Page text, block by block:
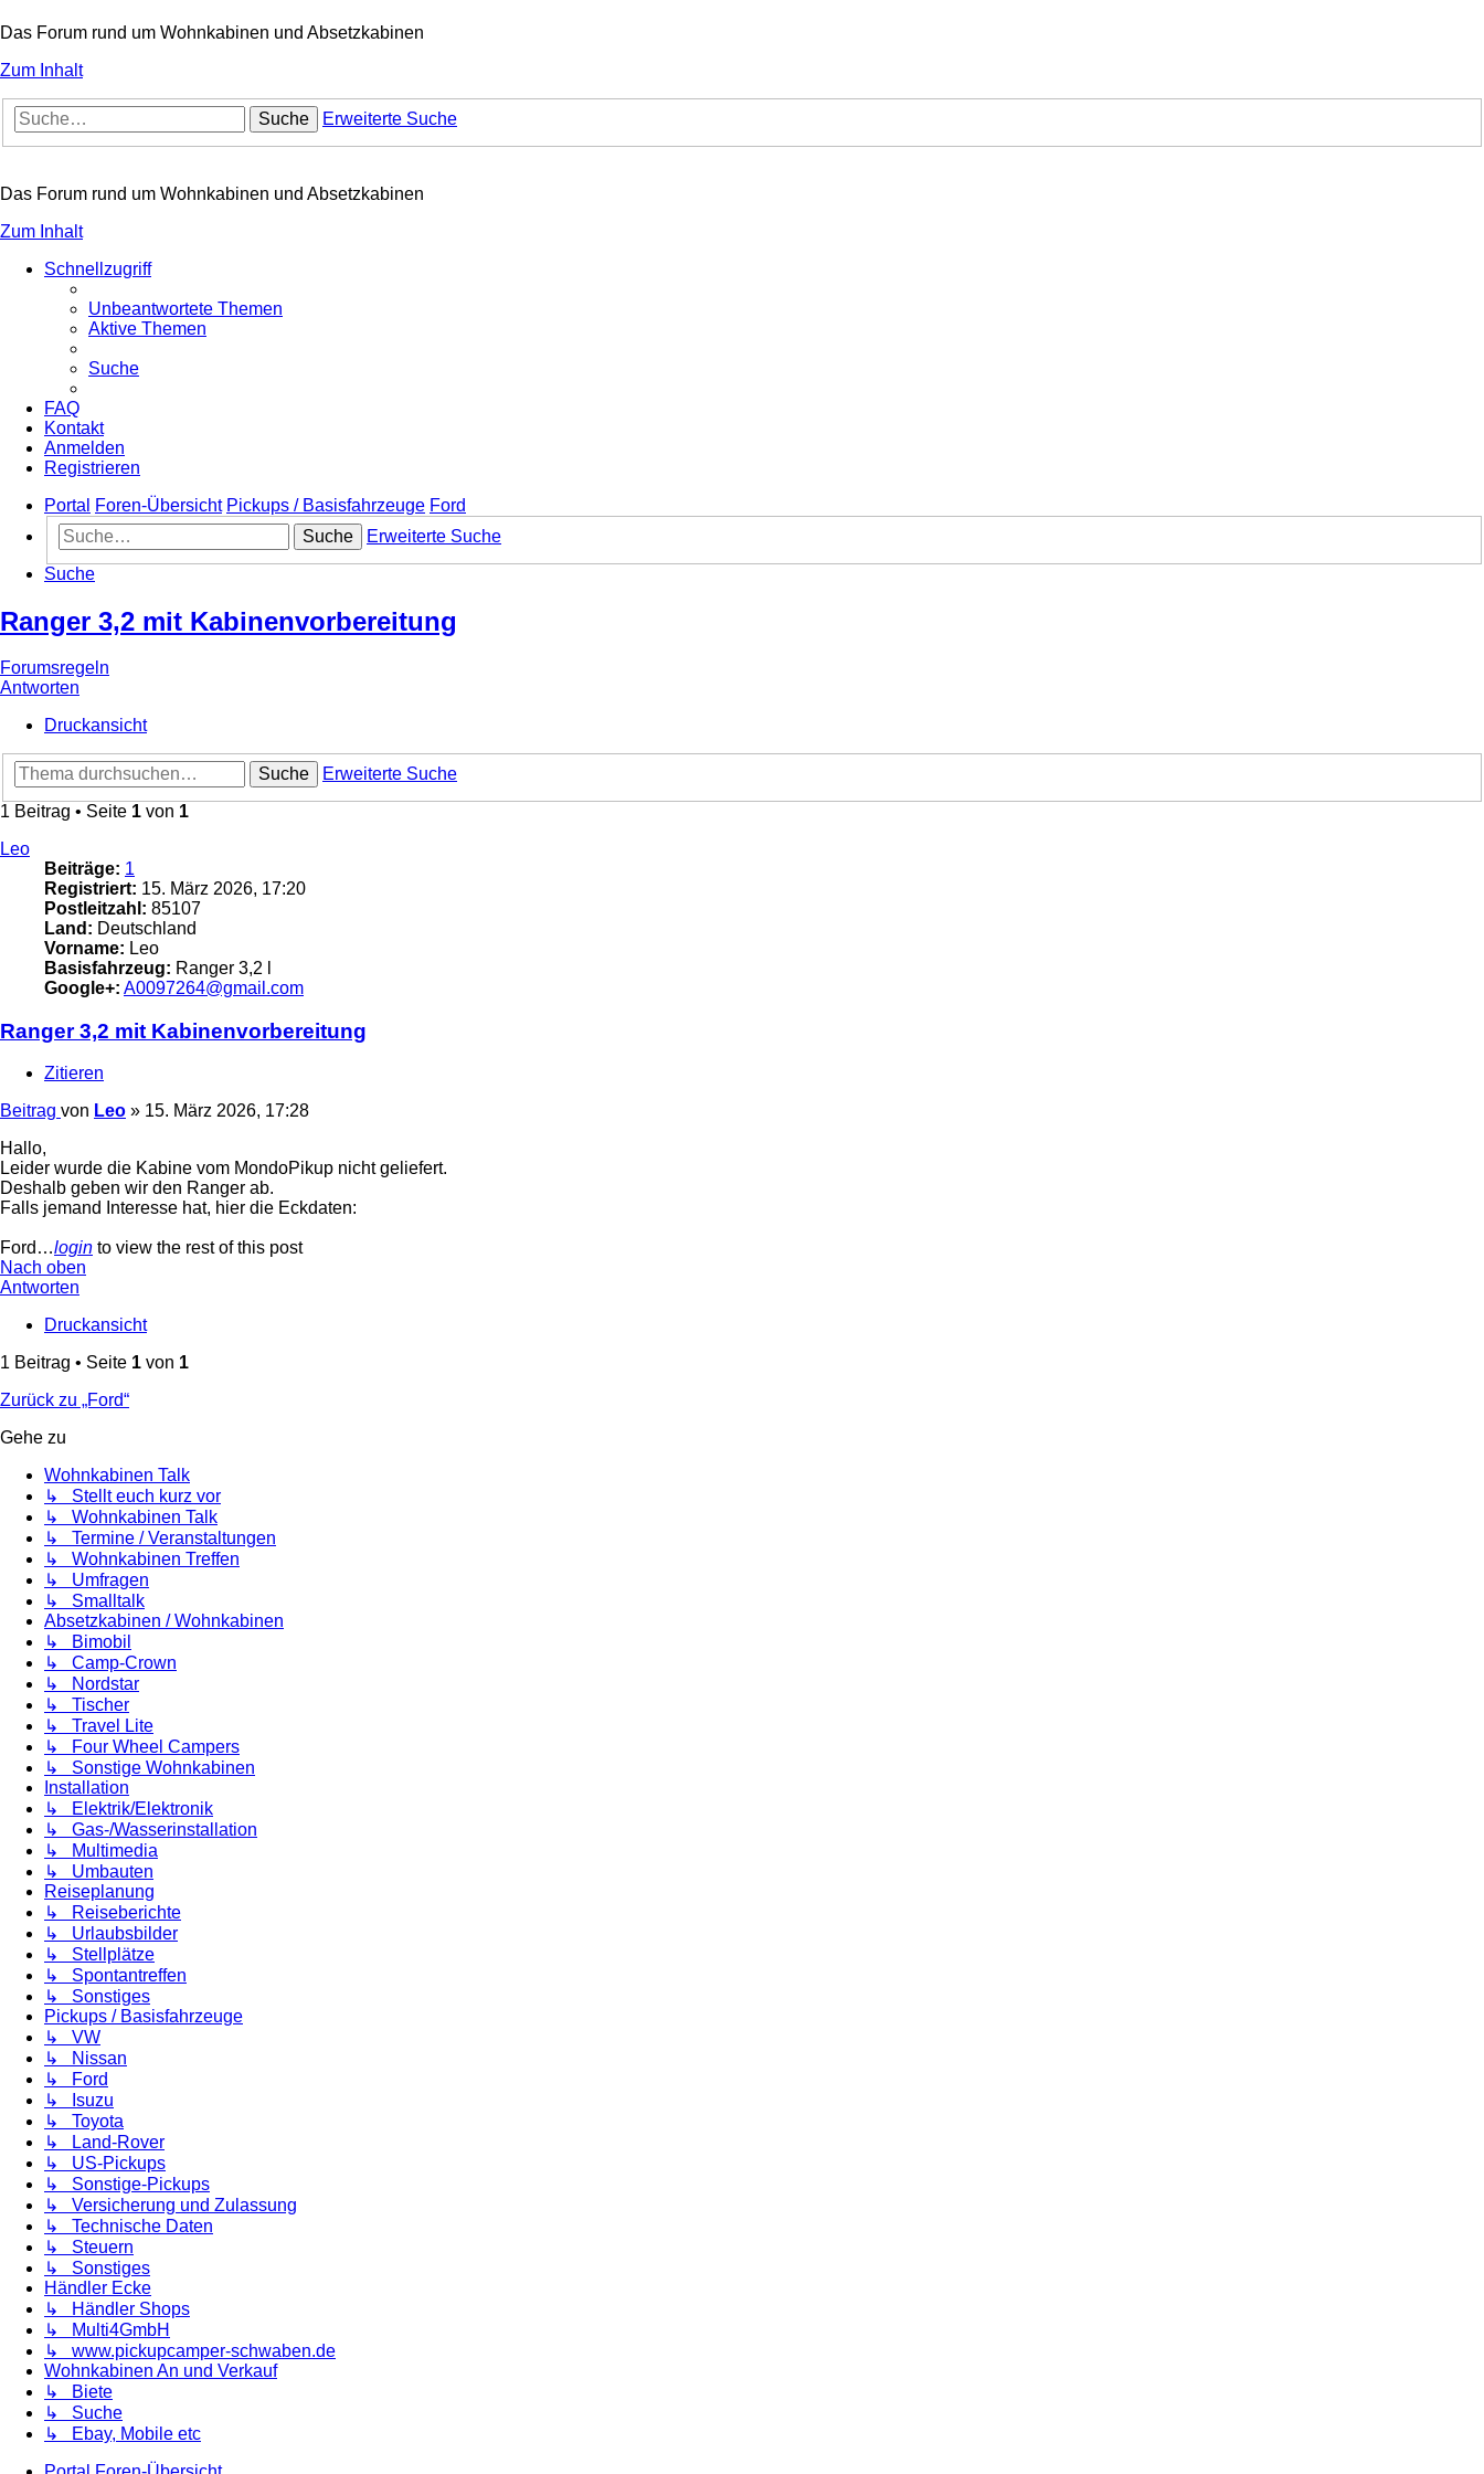
Das Forum rund um Wohnkabinen und Absetzkabinen
Zum Inhalt
Suche Erweiterte Suche
Das Forum rund um Wohnkabinen und Absetzkabinen
Zum Inhalt
Schnellzugriff
Unbeantwortete Themen
Aktive Themen
Suche
FAQ
Kontakt
Anmelden
Registrieren
Portal
Foren-Übersicht Pickups / Basisfahrzeuge Ford
Suche
Erweiterte Suche
Suche
Ranger 3,2 mit Kabinenvorbereitung
Forumsregeln
Antworten
Druckansicht
Suche
Erweiterte Suche
1 Beitrag • Seite 1 von 1
Leo
Beiträge: 1
Registriert: 15. März 2026, 17:20
Postleitzahl: 85107
Land: Deutschland
Vorname: Leo
Basisfahrzeug: Ranger 3,2 l
Google+: A0097264@gmail.com
Ranger 3,2 mit Kabinenvorbereitung
Zitieren
Beitrag von Leo » 15. März 2026, 17:28
Hallo,
Leider wurde die Kabine vom MondoPikup nicht geliefert.
Deshalb geben wir den Ranger ab.
Falls jemand Interesse hat, hier die Eckdaten:
Ford…login to view the rest of this post
Nach oben
Antworten
Druckansicht
1 Beitrag • Seite 1 von 1
Zurück zu „Ford“
Gehe zu
Wohnkabinen Talk
↳ Stellt euch kurz vor
↳ Wohnkabinen Talk
↳ Termine / Veranstaltungen
↳ Wohnkabinen Treffen
↳ Umfragen
↳ Smalltalk
Absetzkabinen / Wohnkabinen
↳ Bimobil
↳ Camp-Crown
↳ Nordstar
↳ Tischer
↳ Travel Lite
↳ Four Wheel Campers
↳ Sonstige Wohnkabinen
Installation
↳ Elektrik/Elektronik
↳ Gas-/Wasserinstallation
↳ Multimedia
↳ Umbauten
Reiseplanung
↳ Reiseberichte
↳ Urlaubsbilder
↳ Stellplätze
↳ Spontantreffen
↳ Sonstiges
Pickups / Basisfahrzeuge
↳ VW
↳ Nissan
↳ Ford
↳ Isuzu
↳ Toyota
↳ Land-Rover
↳ US-Pickups
↳ Sonstige-Pickups
↳ Versicherung und Zulassung
↳ Technische Daten
↳ Steuern
↳ Sonstiges
Händler Ecke
↳ Händler Shops
↳ Multi4GmbH
↳ www.pickupcamper-schwaben.de
Wohnkabinen An und Verkauf
↳ Biete
↳ Suche
↳ Ebay, Mobile etc